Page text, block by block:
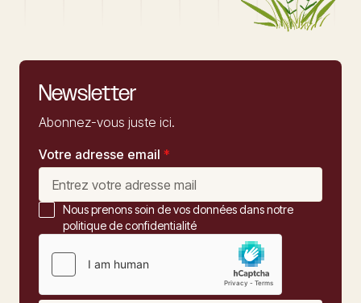
Newsletter
Abonnez-vous juste ici.
Votre adresse email *
Nous prenons soin de vos données dans notre
politique de confidentialité